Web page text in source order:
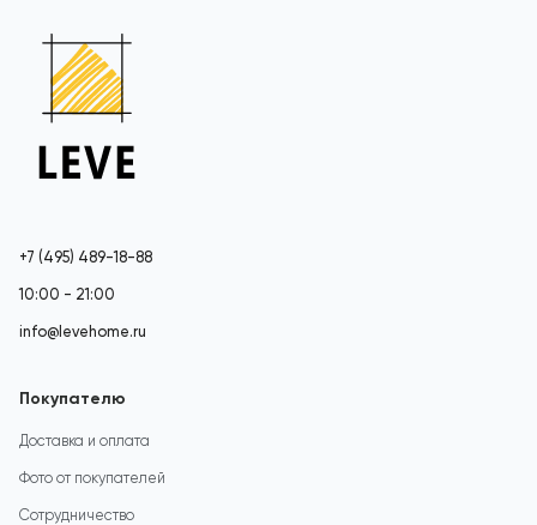
+7 (495) 489-18-88
10:00 - 21:00
info@levehome.ru
Покупателю
Доставка и оплата
Фото от покупателей
Сотрудничество